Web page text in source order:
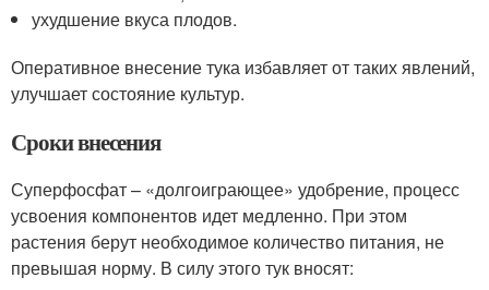
ухудшение вкуса плодов.
Оперативное внесение тука избавляет от таких явлений,
улучшает состояние культур.
Сроки внесения
Суперфосфат – «долгоиграющее» удобрение, процесс
усвоения компонентов идет медленно. При этом
растения берут необходимое количество питания, не
превышая норму. В силу этого тук вносят: